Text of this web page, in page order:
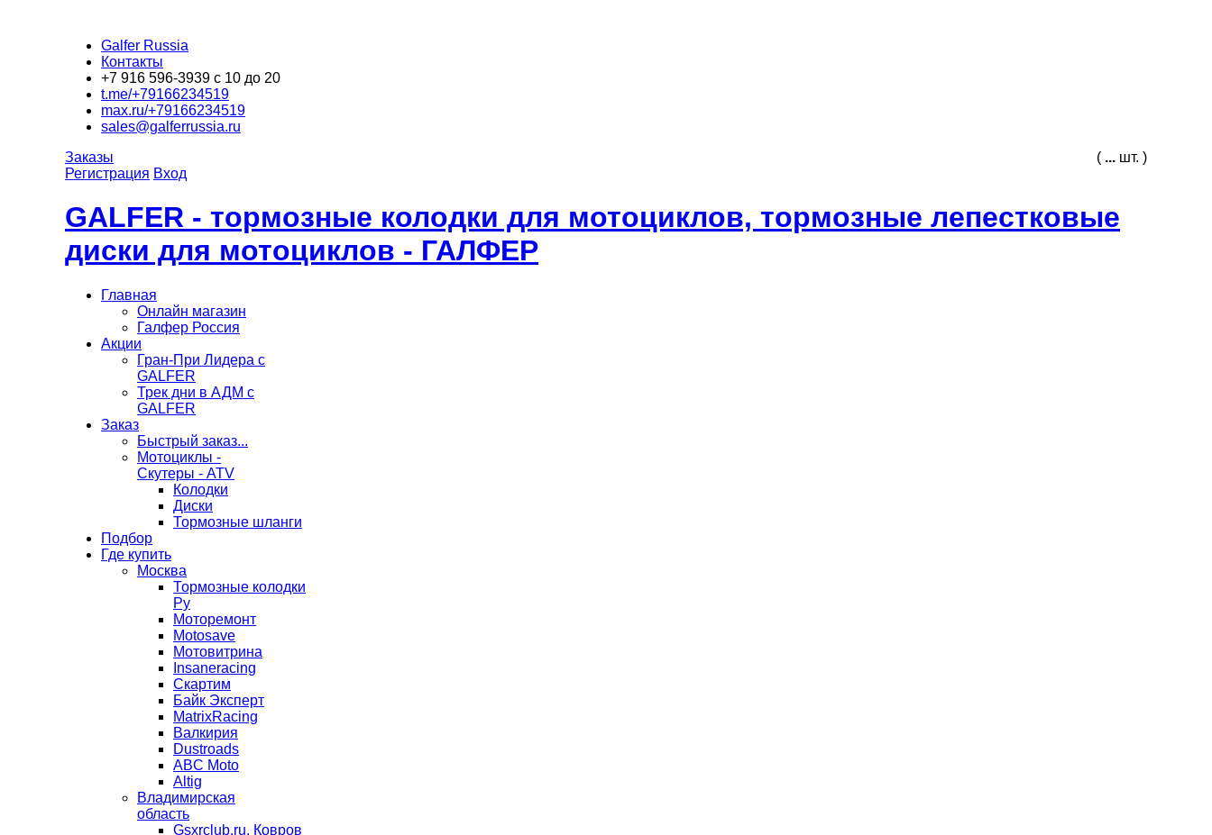
Galfer Russia
Контакты
+7 916 596-3939 с 10 до 20
t.me/+79166234519
max.ru/+79166234519
sales@galferrussia.ru
( ... шт. )
Заказы
Регистрация Вход
GALFER - тормозные колодки для мотоциклов, тормозные лепестковые
диски для мотоциклов - ГАЛФЕР
Главная
Онлайн магазин
Галфер Россия
Акции
Гран-При Лидера c
GALFER
Трек дни в АДМ с
GALFER
Заказ
Быстрый заказ...
Мотоциклы -
Скутеры - ATV
Колодки
Диски
Тормозные шланги
Подбор
Где купить
Москва
Тормозные колодки
Ру
Моторемонт
Motosave
Мотовитрина
Insaneracing
Скартим
Байк Эксперт
MatrixRacing
Валкирия
Dustroads
ABC Moto
Altig
Владимирская
область
Gsxrclub.ru, Ковров